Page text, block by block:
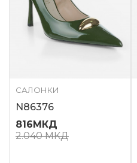
САЛОНКИ
N86376
816МКД
2.040МКД